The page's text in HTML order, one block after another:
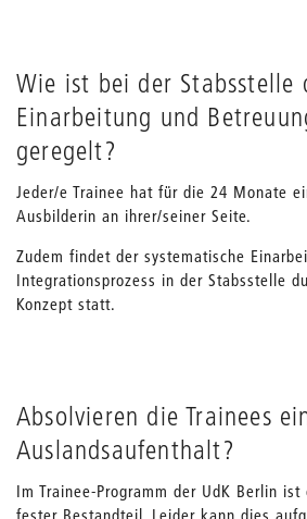
Wie ist bei der Stabsstelle
Einarbeitung und
geregelt?
Jeder/e Trainee hat für die 24 Monate
Ausbilderin an ihrer/seiner Seite.
Zudem findet der systematische
Integrationsprozess in der Stabsstelle
Konzept statt.
Absolvieren die Trainees
Auslandsaufenthalt?
Im Trainee-Programm der UdK Berlin
fester Bestandteil. Leider kann dies